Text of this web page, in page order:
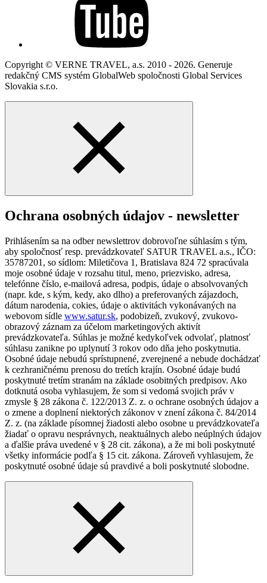
Copyright © VERNE TRAVEL, a.s. 2010 - 2026. Generuje
redakčný CMS systém GlobalWeb spoločnosti Global Services
Slovakia s.r.o.
Ochrana osobných údajov - newsletter
Prihlásením sa na odber newslettrov dobrovoľne súhlasím s tým,
aby spoločnosť resp. prevádzkovateľ SATUR TRAVEL a.s., IČO:
35787201, so sídlom: Miletičova 1, Bratislava 824 72 spracúvala
moje osobné údaje v rozsahu titul, meno, priezvisko, adresa,
telefónne číslo, e-mailová adresa, podpis, údaje o absolvovaných
(napr. kde, s kým, kedy, ako dlho) a preferovaných zájazdoch,
dátum narodenia, cokies, údaje o aktivitách vykonávaných na
webovom sídle www.satur.sk, podobizeň, zvukový, zvukovo-
obrazový záznam za účelom marketingových aktivít
prevádzkovateľa. Súhlas je možné kedykoľvek odvolať, platnosť
súhlasu zanikne po uplynutí 3 rokov odo dňa jeho poskytnutia.
Osobné údaje nebudú sprístupnené, zverejnené a nebude dochádzať
k cezhraničnému prenosu do tretích krajín. Osobné údaje budú
poskytnuté tretím stranám na základe osobitných predpisov. Ako
dotknutá osoba vyhlasujem, že som si vedomá svojich práv v
zmysle § 28 zákona č. 122/2013 Z. z. o ochrane osobných údajov a
o zmene a doplnení niektorých zákonov v znení zákona č. 84/2014
Z. z. (na základe písomnej žiadosti alebo osobne u prevádzkovateľa
žiadať o opravu nesprávnych, neaktuálnych alebo neúplných údajov
a ďalšie práva uvedené v § 28 cit. zákona), a že mi boli poskytnuté
všetky informácie podľa § 15 cit. zákona. Zároveň vyhlasujem, že
poskytnuté osobné údaje sú pravdivé a boli poskytnuté slobodne.